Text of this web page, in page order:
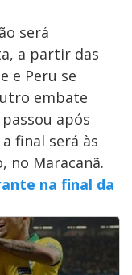
será
a partir das
e Peru se
embate
após
final será às
no Maracanã.
na final da